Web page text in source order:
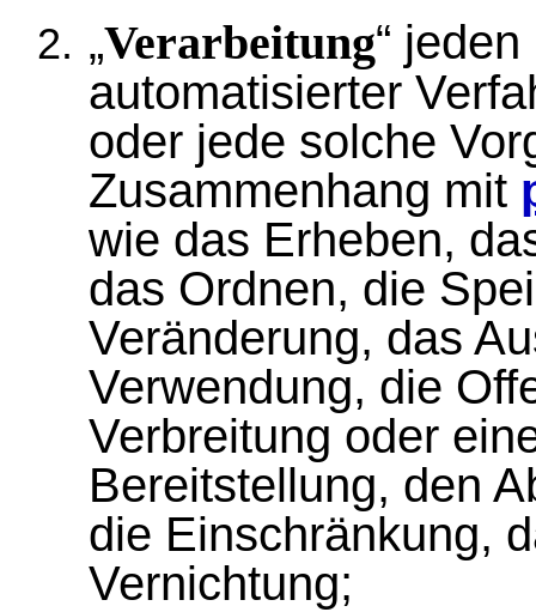
„Verarbeitung“
automatisierter
oder jede solche
Zusammenhang mit
wie das Erheben,
das Ordnen, die
Veränderung, das
Verwendung, die
Verbreitung oder
Bereitstellung, den
die Einschränkung,
Vernichtung;